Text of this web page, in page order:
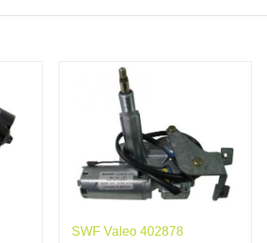
SWF Valeo 402878